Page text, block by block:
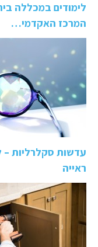
לימודים במכללה
המרכז האקדמי…
עדשות סקלרליות –
ראייה